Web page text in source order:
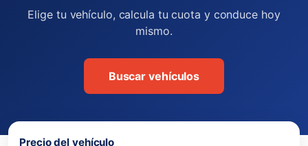
Elige tu vehículo, calcula tu cuota y conduce hoy
mismo.
Buscar vehículos
Precio del vehículo